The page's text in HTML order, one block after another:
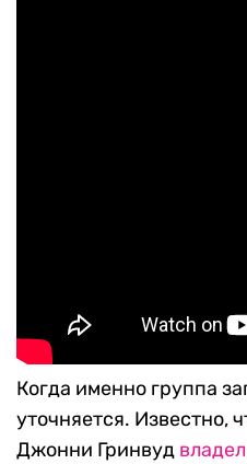
Когда именно группа
уточняется. Известно,
Джонни Гринвуд владел